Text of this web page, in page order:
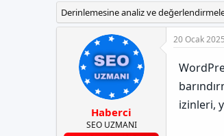
n
b
t
ş
l
a
n
g
ı
ç
t
r
i
i
k
e
t
e
Derinlemesine analiz ve
Haberci
SEO UZMANI
20 Ocak 2025
izinleri,